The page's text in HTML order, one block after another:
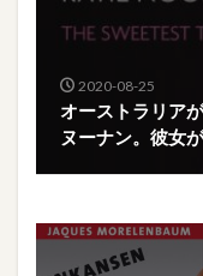
2020-08-25
オーストラリア
ヌーナン。彼女